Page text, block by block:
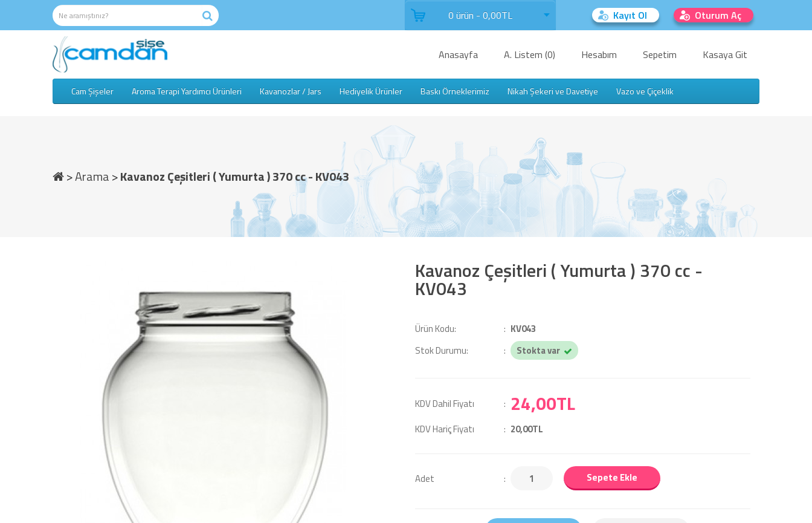
0 ürün - 0,00TL Kayıt Ol Oturum Aç
Anasayfa A. Listem (0) Hesabım Sepetim Kasaya Git
Cam Şişeler Aroma Terapi Yardımcı Ürünleri Kavanozlar / Jars Hediyelik Ürünler Baskı Örneklerimiz Nikah Şekeri ve Davetiye Vazo ve Çiçeklik
Arama Kavanoz Çeşitleri ( Yumurta ) 370 cc - KV043
Kavanoz Çeşitleri ( Yumurta ) 370 cc -
KV043
Ürün Kodu:
KV043
Stok Durumu:
Stokta var
KDV Dahil Fiyatı 24,00TL
KDV Hariç Fiyatı 20,00TL
Adet Sepete Ekle